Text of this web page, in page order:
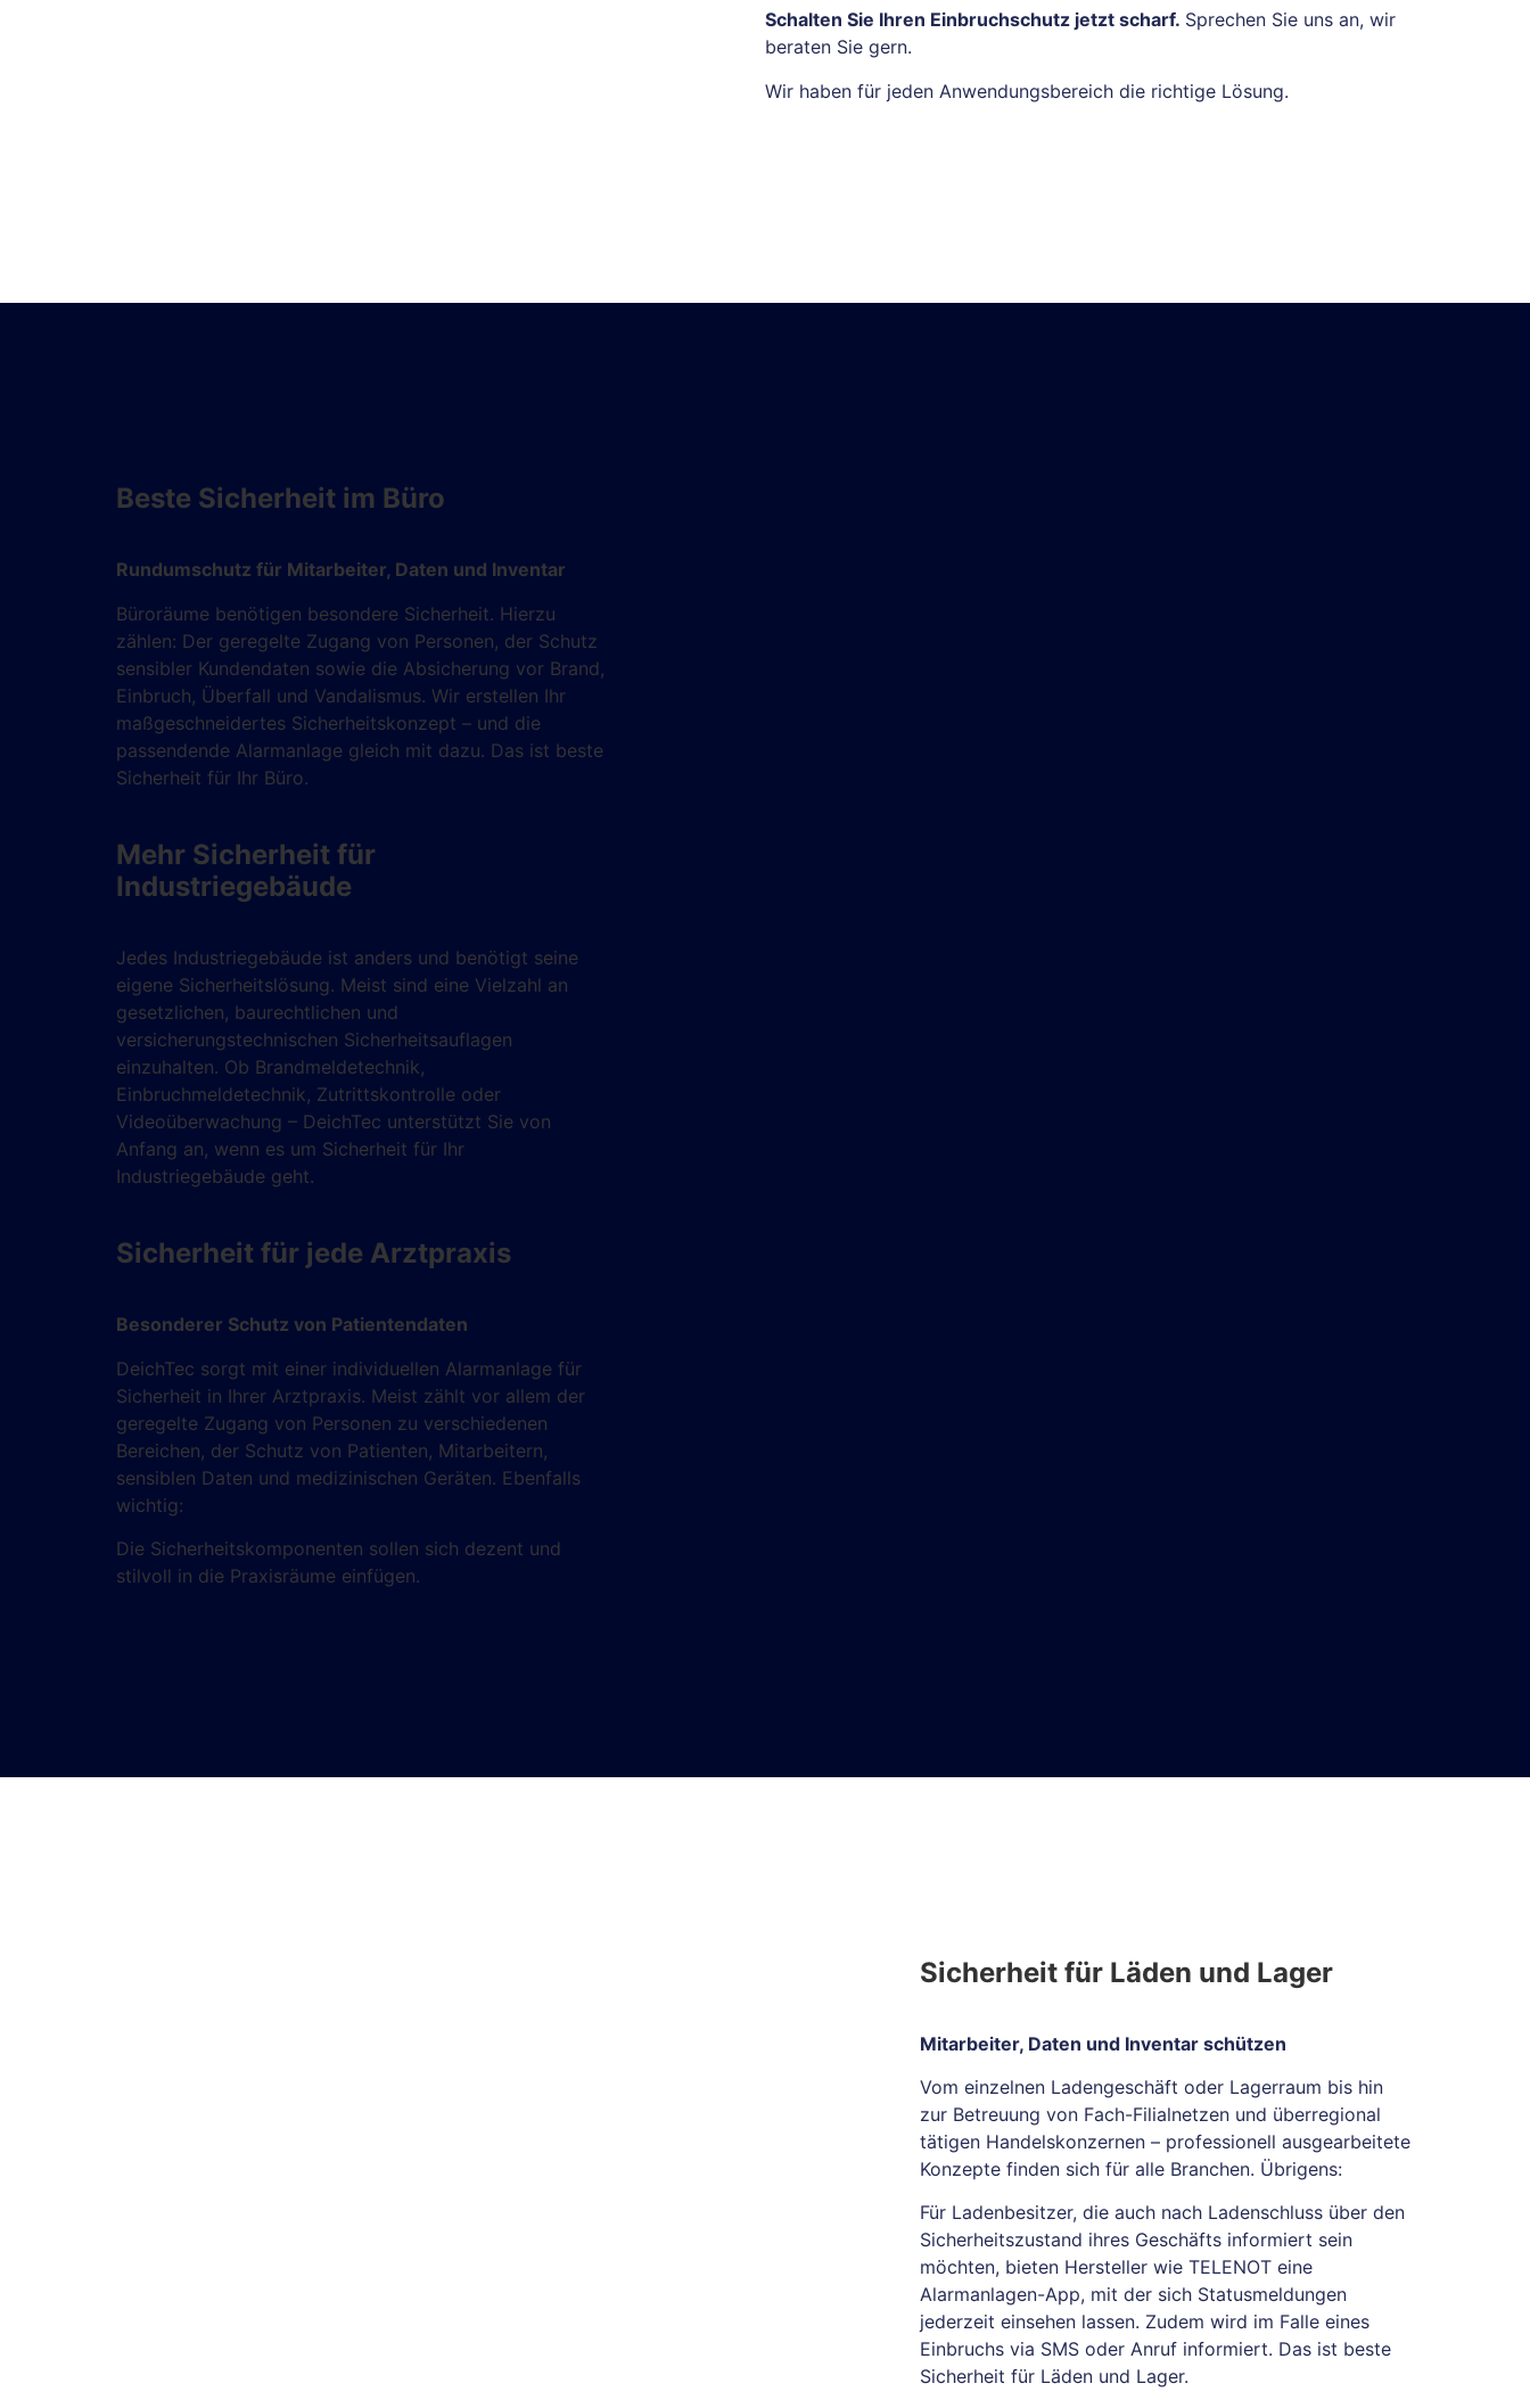
Schalten Sie Ihren Einbruchschutz jetzt scharf. Sprechen Sie uns an, wir
beraten Sie gern.
Wir haben für jeden Anwendungsbereich die richtige Lösung.
Beste Sicherheit im Büro
Rundumschutz für Mitarbeiter, Daten und Inventar
Büroräume benötigen besondere Sicherheit. Hierzu
zählen: Der geregelte Zugang von Personen, der Schutz
sensibler Kundendaten sowie die Absicherung vor Brand,
Einbruch, Überfall und Vandalismus. Wir erstellen Ihr
maßgeschneidertes Sicherheitskonzept – und die
passendende Alarmanlage gleich mit dazu. Das ist beste
Sicherheit für Ihr Büro.
Mehr Sicherheit für
Industriegebäude
Jedes Industriegebäude ist anders und benötigt seine
eigene Sicherheitslösung. Meist sind eine Vielzahl an
gesetzlichen, baurechtlichen und
versicherungstechnischen Sicherheitsauflagen
einzuhalten. Ob Brandmeldetechnik,
Einbruchmeldetechnik, Zutrittskontrolle oder
Videoüberwachung – DeichTec unterstützt Sie von
Anfang an, wenn es um Sicherheit für Ihr
Industriegebäude geht.
Sicherheit für jede Arztpraxis
Besonderer Schutz von Patientendaten
DeichTec sorgt mit einer individuellen Alarmanlage für
Sicherheit in Ihrer Arztpraxis. Meist zählt vor allem der
geregelte Zugang von Personen zu verschiedenen
Bereichen, der Schutz von Patienten, Mitarbeitern,
sensiblen Daten und medizinischen Geräten. Ebenfalls
wichtig:
Die Sicherheitskomponenten sollen sich dezent und
stilvoll in die Praxisräume einfügen.
Sicherheit für Läden und Lager
Mitarbeiter, Daten und Inventar schützen
Vom einzelnen Ladengeschäft oder Lagerraum bis hin
zur Betreuung von Fach-Filialnetzen und überregional
tätigen Handelskonzernen – professionell ausgearbeitete
Konzepte finden sich für alle Branchen. Übrigens:
Für Ladenbesitzer, die auch nach Ladenschluss über den
Sicherheitszustand ihres Geschäfts informiert sein
möchten, bieten Hersteller wie TELENOT eine
Alarmanlagen-App, mit der sich Statusmeldungen
jederzeit einsehen lassen. Zudem wird im Falle eines
Einbruchs via SMS oder Anruf informiert. Das ist beste
Sicherheit für Läden und Lager.